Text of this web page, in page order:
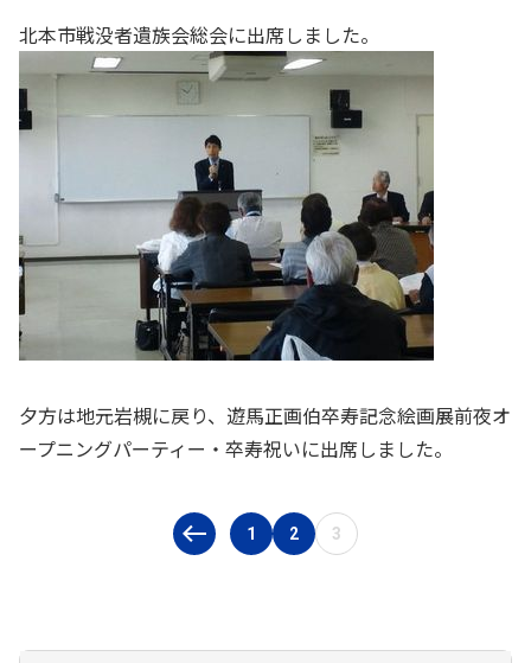
北本市戦没者遺族会総会に出席しました。
夕方は地元岩槻に戻り、遊馬正画伯卒寿記念絵画展前夜オ
ープニングパーティー・卒寿祝いに出席しました。
1 2 3